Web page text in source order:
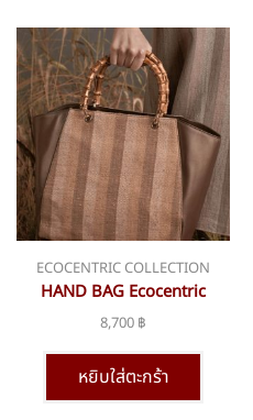
ECOCENTRIC COLLECTION
HAND BAG Ecocentric
collection bsn-307
8,700 ฿
หยิบใส่ตะกร้า